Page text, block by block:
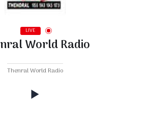
LIVE
World Radio
Thenral World Radio